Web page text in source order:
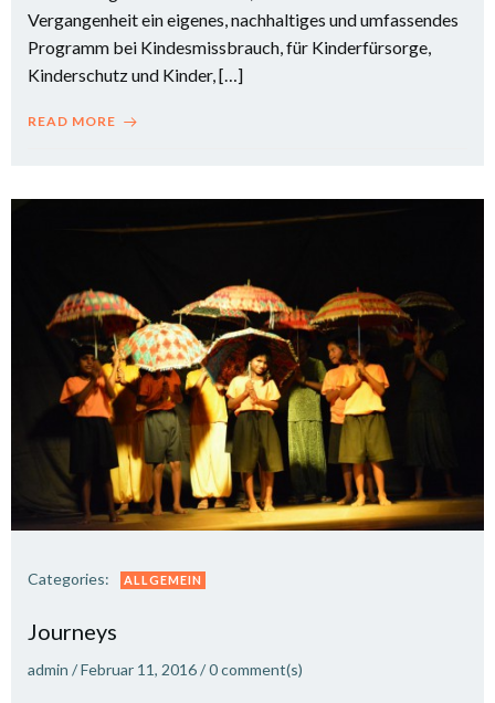
Vergangenheit ein eigenes, nachhaltiges und umfassendes
Programm bei Kindesmissbrauch, für Kinderfürsorge,
Kinderschutz und Kinder, […]
READ MORE
Categories: ALLGEMEIN
Journeys
admin /Februar 11, 2016/0comment(s)